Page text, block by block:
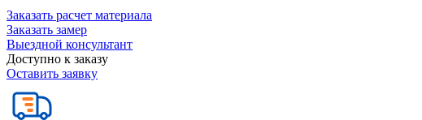
Заказать расчет материала
Заказать замер
Выездной консультант
Доступно к заказу
Оставить заявку